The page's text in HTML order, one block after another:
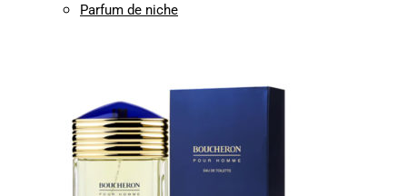
Parfum de niche